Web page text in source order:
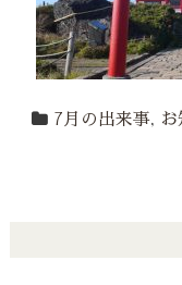
7月の出来事,